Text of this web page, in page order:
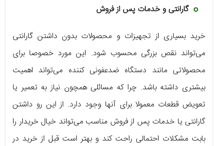
گارانتی و خدمات پس از فروش
خرید بسیاری از تجهیزات و محصولات بدون داشتن گارانتی
می‌تواند نقص بزرگی محسوب شود. این مورد خصوصا برای
محصولاتی مانند دستگاه ضدعفونی کننده می‌تواند اهمیت
بیشتری داشته باشد. چرا که مسائلی همچون نیاز به تعمیر یا
تعویض قطعات معمولا برای آنها وجود دارد. از این رو داشتن
گارانتی یا خدمات پس از فروش مناسب می‌تواند خیال خریدار را
بابت مشکلات احتمالی راحت کند و بهتر است قبل از خرید در